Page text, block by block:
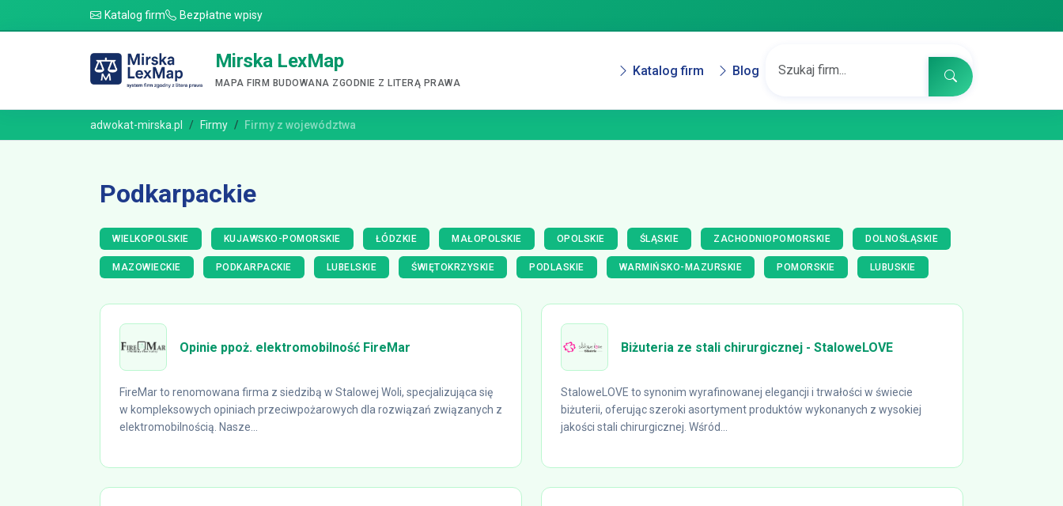
Katalog firm Bezpłatne wpisy
Mirska LexMap
MAPA FIRM BUDOWANA ZGODNIE Z LITERĄ PRAWA
Katalog firm Blog
adwokat-mirska.pl Firmy Firmy z województwa
Podkarpackie
WIELKOPOLSKIE KUJAWSKO-POMORSKIE ŁÓDZKIE MAŁOPOLSKIE OPOLSKIE ŚLĄSKIE ZACHODNIOPOMORSKIE DOLNOŚLĄSKIE
MAZOWIECKIE PODKARPACKIE LUBELSKIE ŚWIĘTOKRZYSKIE PODLASKIE WARMIŃSKO-MAZURSKIE POMORSKIE LUBUSKIE
Opinie ppoż. elektromobilność FireMar
FireMar to renomowana firma z siedzibą w Stalowej Woli, specjalizująca się
w kompleksowych opiniach przeciwpożarowych dla rozwiązań związanych z
elektromobilnością. Nasze...
Biżuteria ze stali chirurgicznej - StaloweLOVE
StaloweLOVE to synonim wyrafinowanej elegancji i trwałości w świecie
biżuterii, oferując szeroki asortyment produktów wykonanych z wysokiej
jakości stali chirurgicznej. Wśród...